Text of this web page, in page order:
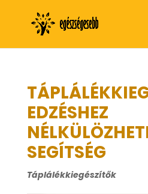
EDZÉSHEZ
SEGÍTSÉG
Táplálékkiegészítők